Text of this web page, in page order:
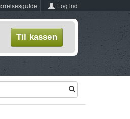
Log ind
Til kassen